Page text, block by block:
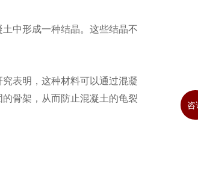
中形成一种结晶。这些结晶不
表明，这种材料可以通过混凝
骨架，从而防止混凝土的龟裂
咨